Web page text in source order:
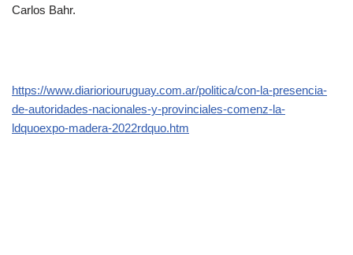
Carlos Bahr.
https://www.diarioriouruguay.com.ar/politica/con-la-presencia-
de-autoridades-nacionales-y-provinciales-comenz-la-
ldquoexpo-madera-2022rdquo.htm